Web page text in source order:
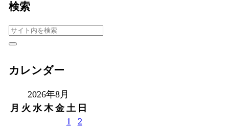
検索
カレンダー
2026年8月
月 火 水 木 金 土 日
1
2